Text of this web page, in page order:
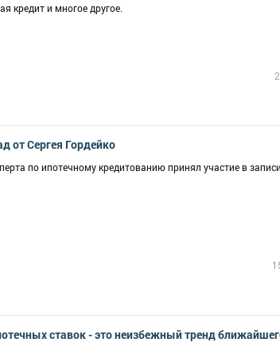
кредит и многое другое.
от Сергея Гордейко
по ипотечному кредитованию принял участие в
ставок - это неизбежный тренд